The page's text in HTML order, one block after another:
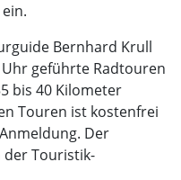
Bernhard Krull
geführte Radtouren
bis 40 Kilometer
Touren ist kostenfrei
Der
der Touristik-